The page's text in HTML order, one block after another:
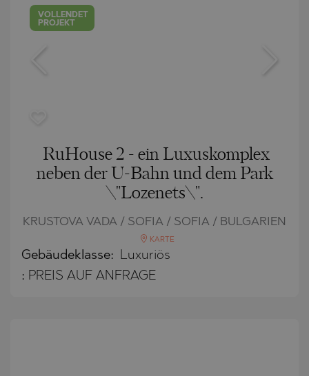
VOLLENDET
PROJEKT
RuHouse 2 - ein Luxuskomplex
neben der U-Bahn und dem Park
\"Lozenets\".
KRUSTOVA VADA / SOFIA / SOFIA / BULGARIEN
KARTE
Gebäudeklasse: Luxuriös
: PREIS AUF ANFRAGE